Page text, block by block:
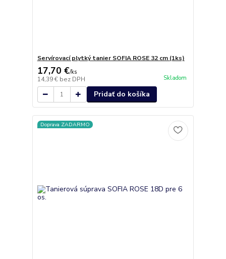
Servírovací plytký tanier SOFIA ROSE 32 cm (1ks)
17,70 €/ks
14,39 € bez DPH Skladom
Pridať do košíka
Doprava ZADARMO